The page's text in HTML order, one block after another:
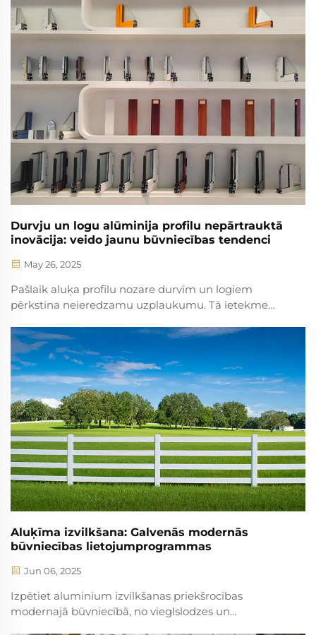
deformatābailības līmeņam un vieglai apstrādei. Ar
pieaugošo vispārējo globālo enerģijas prasību...
Durvju un logu alūminija profilu nepārtrauktā
inovācija: veido jaunu būvniecības tendenci
May 26, 2025
Pašlaik aluķa profilu nozare durvīm un logiem
pērkstina neieredzamu uzplaukumu. Tā ietekme
materiālu sektoru, ievietojot nepārtrauktu dzīvību un
dziļus mainus visai celtniecībai...
Aluķīma izvilkšana: Galvenās modernās
būvniecības lietojumprogrammas
Jun 06, 2025
Izpētiet aluminium izvilkšanas priekšrocības
modernajā būvniecībā, no vieglslodzes un